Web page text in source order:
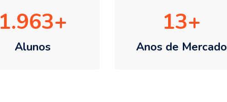
1.963
Alunos
13
Anos de Mercado